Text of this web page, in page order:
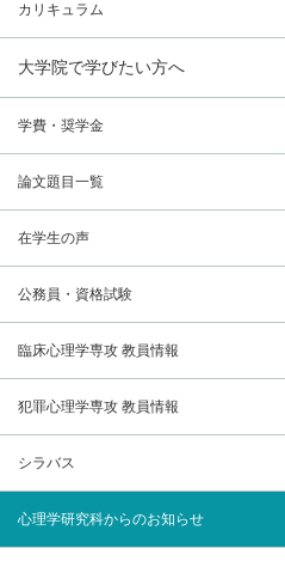
カリキュラム
大学院で学びたい方へ
学費・奨学金
論文題目一覧
在学生の声
公務員・資格試験
臨床心理学専攻 教員情報
犯罪心理学専攻 教員情報
シラバス
心理学研究科からのお知らせ